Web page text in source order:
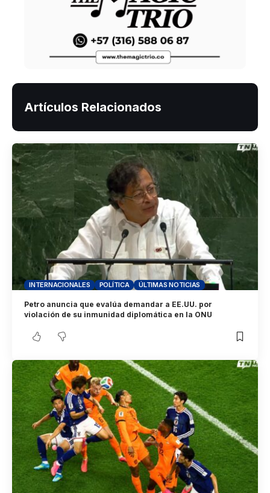
Artículos Relacionados
INTERNACIONALES POLÍTICA ÚLTIMAS NOTICIAS
Petro anuncia que evalúa demandar a EE.UU. por
violación de su inmunidad diplomática en la ONU